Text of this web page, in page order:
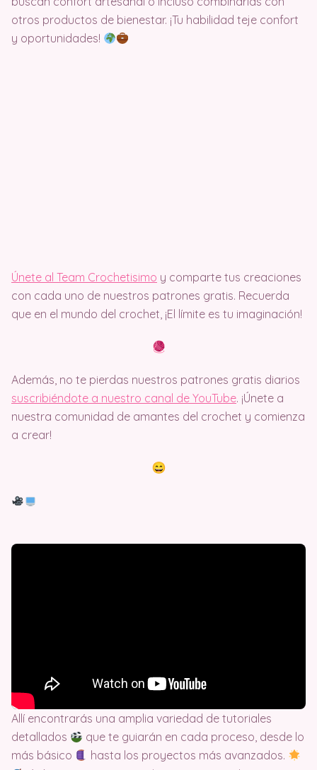
otros productos de bienestar. ¡Tu habilidad teje confort
y oportunidades!
Únete al Team Crochetisimo y comparte tus creaciones
con cada uno de nuestros patrones gratis. Recuerda
que en el mundo del crochet, ¡El límite es tu imaginación!
Además, no te pierdas nuestros patrones gratis diarios
suscribiéndote a nuestro canal de YouTube. ¡Únete a
nuestra comunidad de amantes del crochet y comienza
a crear!
Allí encontrarás una amplia variedad de tutoriales
detallados
que te guiarán en cada proceso, desde lo
más básico
hasta los proyectos más avanzados.